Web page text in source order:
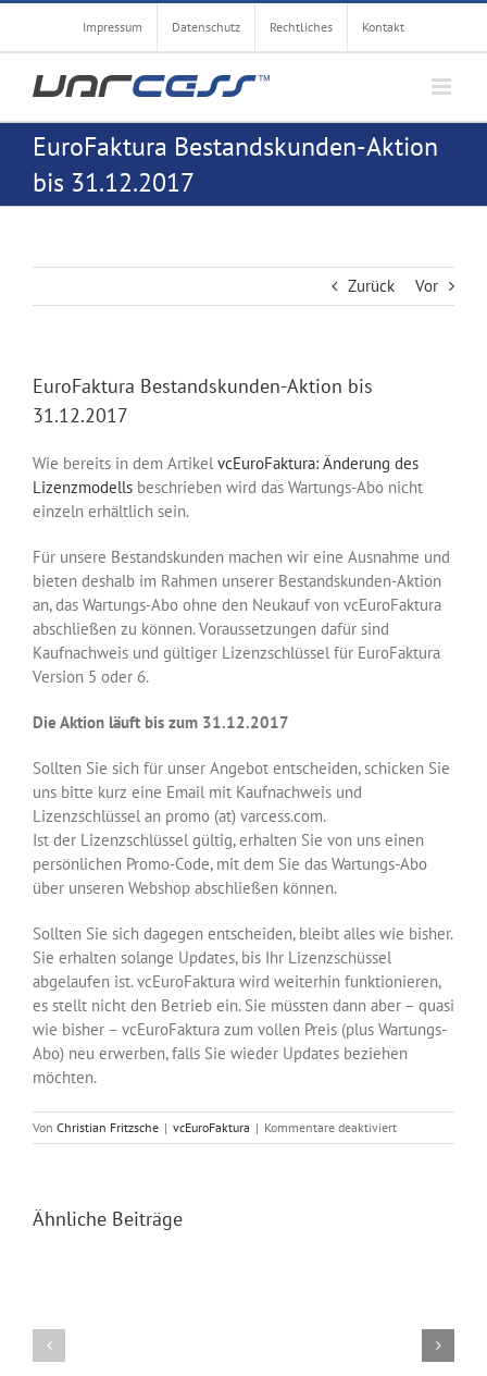
Zum
springen
Impressum Datenschutz Rechtliches Kontakt
EuroFaktura Bestandskunden-Aktion
bis 31.12.2017
Zurück Vor
EuroFaktura Bestandskunden-Aktion bis
31.12.2017
Wie bereits in dem Artikel vcEuroFaktura: Änderung des
Lizenzmodells beschrieben wird das Wartungs-Abo nicht
einzeln erhältlich sein.
Für unsere Bestandskunden machen wir eine Ausnahme und
bieten deshalb im Rahmen unserer Bestandskunden-Aktion
an, das Wartungs-Abo ohne den Neukauf von vcEuroFaktura
abschließen zu können. Voraussetzungen dafür sind
Kaufnachweis und gültiger Lizenzschlüssel für EuroFaktura
Version 5 oder 6.
Die Aktion läuft bis zum 31.12.2017
Sollten Sie sich für unser Angebot entscheiden, schicken Sie
uns bitte kurz eine Email mit Kaufnachweis und
Lizenzschlüssel an promo (at) varcess.com.
Ist der Lizenzschlüssel gültig, erhalten Sie von uns einen
persönlichen Promo-Code, mit dem Sie das Wartungs-Abo
über unseren Webshop abschließen können.
Sollten Sie sich dagegen entscheiden, bleibt alles wie bisher.
Sie erhalten solange Updates, bis Ihr Lizenzschüssel
abgelaufen ist. vcEuroFaktura wird weiterhin funktionieren,
es stellt nicht den Betrieb ein. Sie müssten dann aber – quasi
wie bisher – vcEuroFaktura zum vollen Preis (plus Wartungs-
Abo) neu erwerben, falls Sie wieder Updates beziehen
möchten.
Von Christian Fritzsche | vcEuroFaktura | Kommentare deaktiviertfür
EuroFaktura
Ähnliche Beiträge